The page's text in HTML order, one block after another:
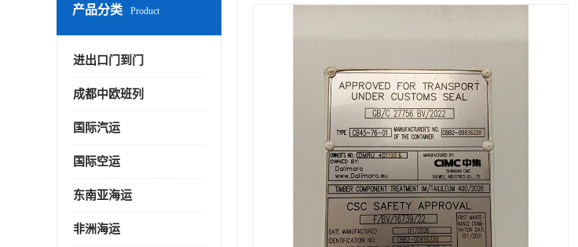
产品分类 Product
进出口门到门
成都中欧班列
国际汽运
国际空运
东南亚海运
非洲海运